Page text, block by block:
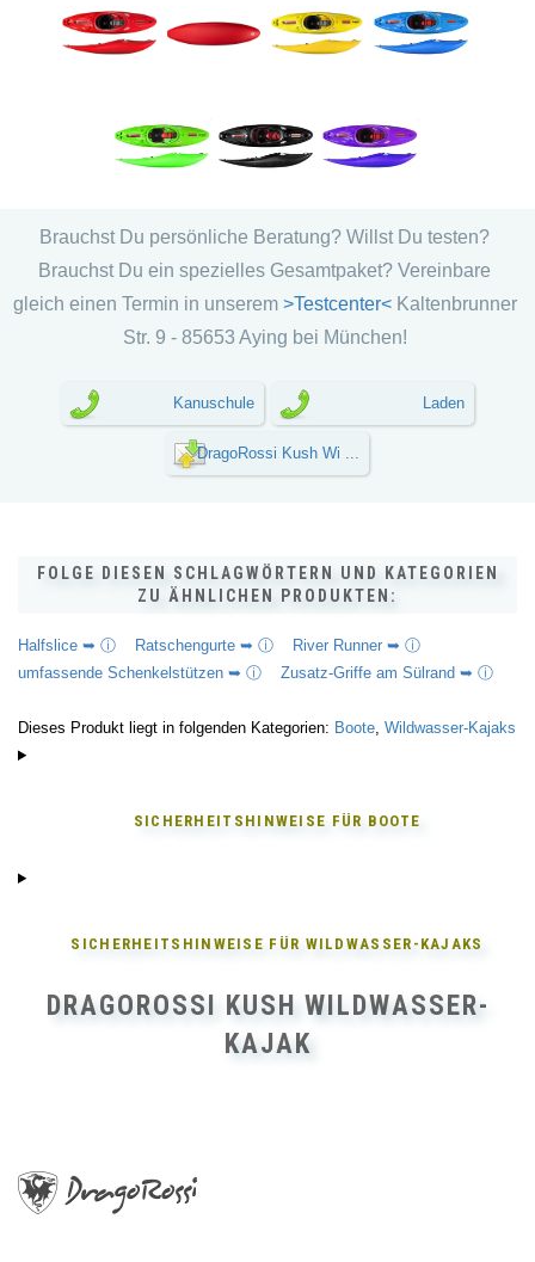
Brauchst Du persönliche Beratung? Willst Du testen?
Brauchst Du ein spezielles Gesamtpaket? Vereinbare
gleich einen Termin in unserem>Testcenter< Kaltenbrunner
Str. 9 - 85653 Aying bei München!
Kanuschule Laden
DragoRossi Kush Wi ...
FOLGE DIESEN SCHLAGWÖRTERN UND KATEGORIEN
ZU ÄHNLICHEN PRODUKTEN:
Halfslice ➥ ⓘ Ratschengurte ➥ ⓘ
River Runner ➥ ⓘ
umfassende Schenkelstützen ➥ ⓘ Zusatz-Griffe am Sülrand ➥ ⓘ
Dieses Produkt liegt in folgenden Kategorien: Boote, Wildwasser-Kajaks
SICHERHEITSHINWEISE FÜR BOOTE
SICHERHEITSHINWEISE FÜR WILDWASSER-KAJAKS
DRAGOROSSI KUSH WILDWASSER-
KAJAK